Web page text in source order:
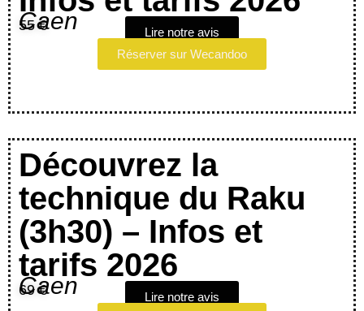
Caen
55 €
Lire notre avis
Réserver sur Wecandoo
Découvrez la
technique du Raku
(3h30) – Infos et
tarifs 2026
Caen
69 €
Lire notre avis